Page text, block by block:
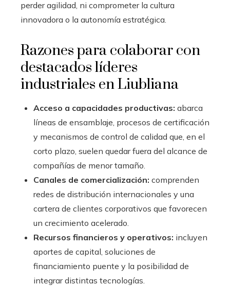
perder agilidad, ni comprometer la cultura
innovadora o la autonomía estratégica.
Razones para colaborar con
destacados líderes
industriales en Liubliana
Acceso a capacidades productivas: abarca
líneas de ensamblaje, procesos de certificación
y mecanismos de control de calidad que, en el
corto plazo, suelen quedar fuera del alcance de
compañías de menor tamaño.
Canales de comercialización: comprenden
redes de distribución internacionales y una
cartera de clientes corporativos que favorecen
un crecimiento acelerado.
Recursos financieros y operativos: incluyen
aportes de capital, soluciones de
financiamiento puente y la posibilidad de
integrar distintas tecnologías.